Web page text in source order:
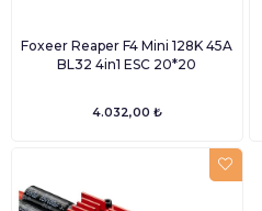
Foxeer Reaper F4 Mini 128K 45A
BL32 4in1 ESC 20*20
4.032,00 ₺